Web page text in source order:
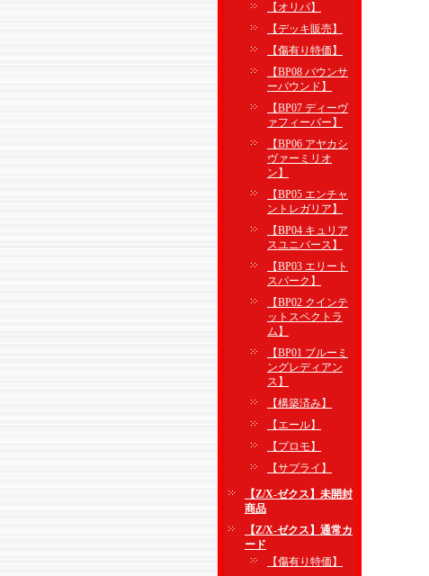
【オリパ】
【デッキ販売】
【傷有り特価】
【BP08 バウンサ
ーバウンド】
【BP07 ディーヴ
ァフィーバー】
【BP06 アヤカシ
ヴァーミリオ
ン】
【BP05 エンチャ
ントレガリア】
【BP04 キュリア
スユニバース】
【BP03 エリート
スパーク】
【BP02 クインテ
ットスペクトラ
ム】
【BP01 ブルーミ
ングレディアン
ス】
【構築済み】
【エール】
【プロモ】
【サプライ】
【Z/X-ゼクス】未開封
商品
【Z/X-ゼクス】通常カ
ード
【傷有り特価】